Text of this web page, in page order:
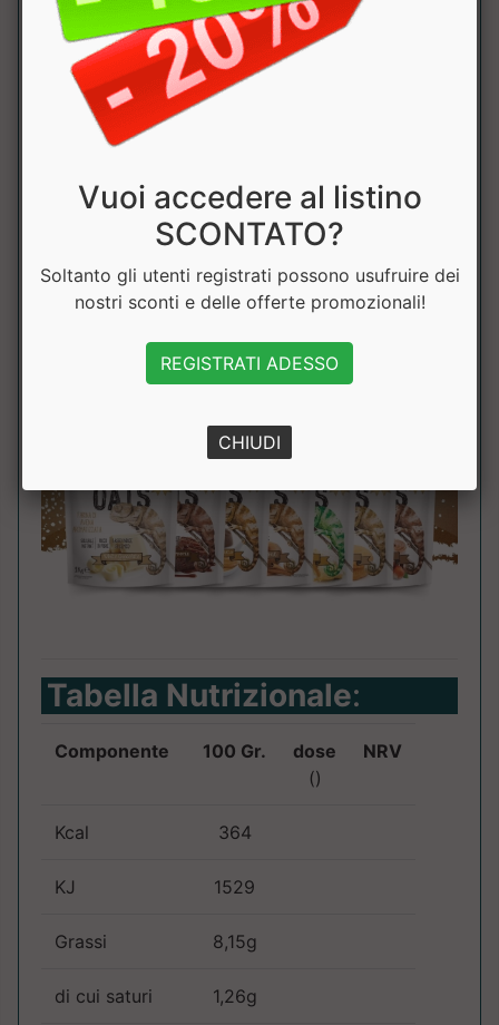
contenuto di fibre. Fonte di proteine vegetali.
Instant Oats di Nätoo è una farina d'avena
gourmet molto versatile. Può essere consumata
cruda oppure per la preparazione di piatti dolci
o salati. Le possibilità di utilizzo sono infinite e
puoi dare libero sfogo alla tua creatività in
Tabella Nutrizionale:
Componente 100 Gr.
dose
()
NRV
Kcal 364
KJ 1529
Grassi 8,15g
di cui saturi 1,26g
Vuoi accedere al listino
SCONTATO?
Soltanto gli utenti registrati possono usufruire dei
nostri sconti e delle offerte promozionali!
REGISTRATI ADESSO
CHIUDI